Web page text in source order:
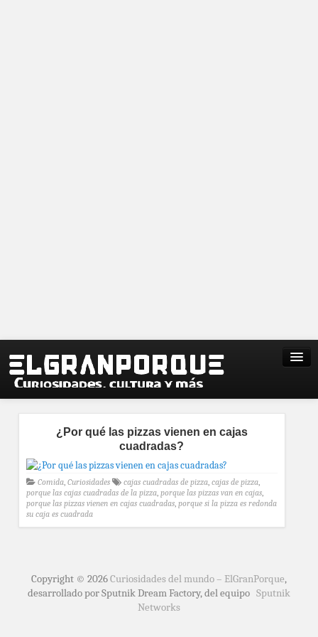
¿Por qué las pizzas vienen en cajas
cuadradas?
Comida, Curiosidades cajas cuadradas de pizza, cajas de pizza,
porque las cajas cuadradas de la pizza, porque las pizzas van en cajas,
porque las pizzas vienen en cajas cuadradas, porque si la pizza es redonda
su caja es cuadrada
Copyright © 2026Curiosidades del mundo – ElGranPorque,
desarrollado por Sputnik Dream Factory, del equipo Sputnik
Networks